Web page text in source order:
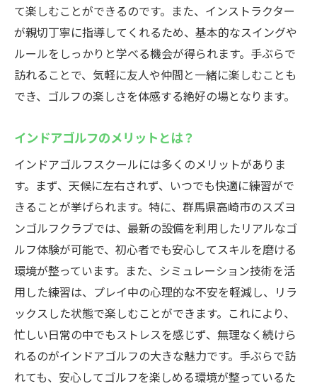
時を忘れて楽しめる室内環境
ゴルフがもたらすコミュニケーション効果
友人と共に挑戦するゴルフの楽しさ
一緒に楽しめるイベントやプラン
の活用法
初めての方におすすめのコース選び
基礎から学ぶレッスン内容
スズヨンならではの特典紹介
初心者が抱える疑問を解消
スキルアップへの具体的ステップ
インドアゴルフでの学びと成長
群馬県高崎市で手ぶらゴルフを満喫する方法
高崎市のゴルフスポットガイド
手ぶらで楽しむゴルフ場の選び方
観光と合わせて楽しむゴルフ体験
て楽しむことができるのです。また、インストラクター
が親切丁寧に指導してくれるため、基本的なスイングや
ルールをしっかりと学べる機会が得られます。手ぶらで
訪れることで、気軽に友人や仲間と一緒に楽しむことも
でき、ゴルフの楽しさを体感する絶好の場となります。
インドアゴルフのメリットとは？
インドアゴルフスクールには多くのメリットがありま
す。まず、天候に左右されず、いつでも快適に練習がで
きることが挙げられます。特に、群馬県高崎市のスズヨ
ンゴルフクラブでは、最新の設備を利用したリアルなゴ
ルフ体験が可能で、初心者でも安心してスキルを磨ける
環境が整っています。また、シミュレーション技術を活
用した練習は、プレイ中の心理的な不安を軽減し、リラ
ックスした状態で楽しむことができます。これにより、
忙しい日常の中でもストレスを感じず、無理なく続けら
れるのがインドアゴルフの大きな魅力です。手ぶらで訪
れても、安心してゴルフを楽しめる環境が整っているた